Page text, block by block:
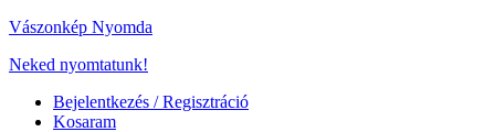
Vászonkép Nyomda
Neked nyomtatunk!
Bejelentkezés / Regisztráció
Kosaram